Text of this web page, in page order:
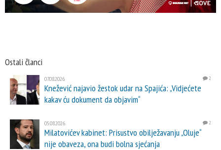
Ostali članci
07.08.2026. 2
Knežević najavio žestok udar na Spajića: „Vidjećete
kakav ću dokument da objavim“
05.08.2026. 2
Milatovićev kabinet: Prisustvo obilježavanju „Oluje“
nije obaveza, ona budi bolna sjećanja